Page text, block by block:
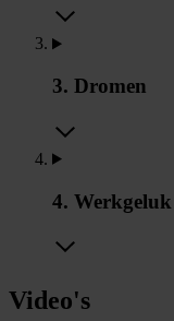
3. Dromen
4. Werkgeluk
Video's